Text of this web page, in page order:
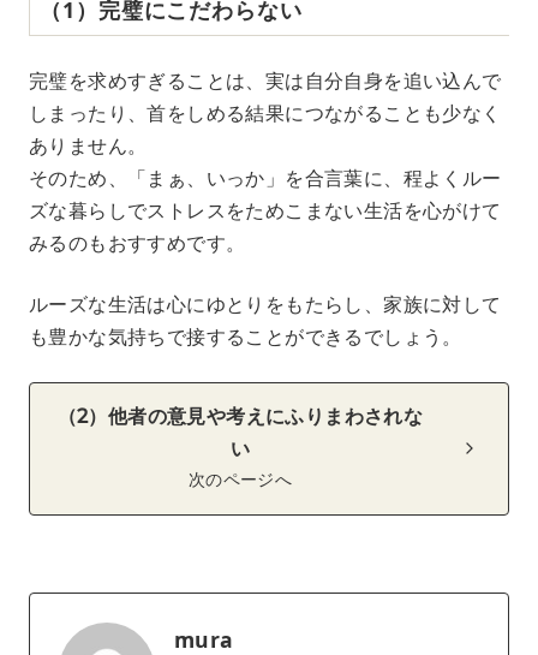
（1）完璧にこだわらない
完璧を求めすぎることは、実は自分自身を追い込んで
しまったり、首をしめる結果につながることも少なく
ありません。
そのため、「まぁ、いっか」を合言葉に、程よくルー
ズな暮らしでストレスをためこまない生活を心がけて
みるのもおすすめです。
ルーズな生活は心にゆとりをもたらし、家族に対して
も豊かな気持ちで接することができるでしょう。
（2）他者の意見や考えにふりまわされな
い
次のページへ
mura